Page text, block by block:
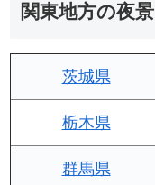
関東地方の夜
茨城県
栃木県
群馬県